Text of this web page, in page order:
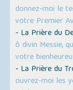
donnez-moi le
votre Premier
- La Prière du
ô divin Messie,
votre
- La Prière du
ouvrez-moi les